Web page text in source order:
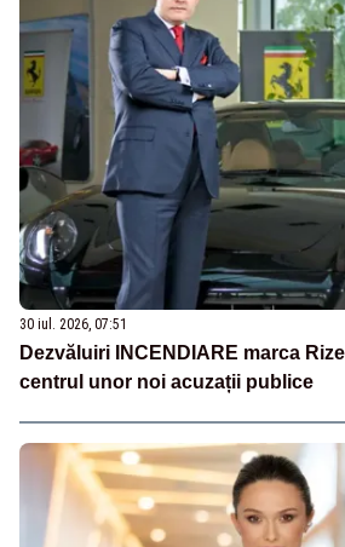
30 iul. 2026, 07:51
Dezvăluiri INCENDIARE marca
centrul unor noi acuzații publice